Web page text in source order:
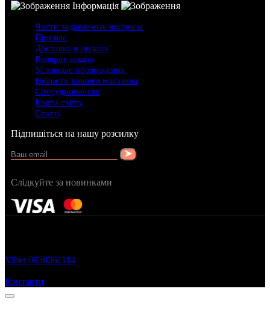
Інформація
Часто задаваемые вопросы
Про нас
Доставка и оплата
Возврат заказа
Условные обозначения
Новости нашего магазина
Сотрудничество
Карта сайту
Статті
Підпишіться на нашу розсилку
Слідкуйте за новинками
Viber 0938361114
Контакти